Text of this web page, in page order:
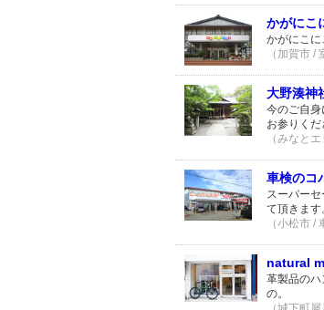
かがにこ
かがにこに
（加賀市 /
大野湊神
今のご自
お参りくだ
（みなと
車検のコ
スーパー
て頂きます
（小松市 /
natural
革製品の
の。